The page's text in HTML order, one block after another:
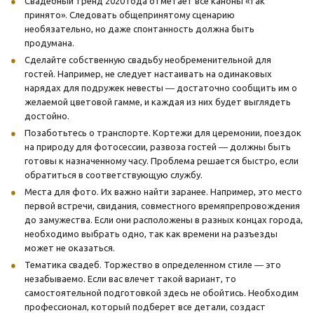
принято». Следовать общепринятому сценарию
необязательно, но даже спонтанность должна быть
продумана.
Сделайте собственную свадьбу необременительной для
гостей. Например, не следует настаивать на одинаковых
нарядах для подружек невесты ― достаточно сообщить им о
желаемой цветовой гамме, и каждая из них будет выглядеть
достойно.
Позаботьтесь о транспорте. Кортежи для церемонии, поездок
на природу для фотосессии, развоза гостей ― должны быть
готовы к назначенному часу. Проблема решается быстро, если
обратиться в соответствующую службу.
Места для фото. Их важно найти заранее. Например, это место
первой встречи, свидания, совместного времяпрепровождения
до замужества. Если они расположены в разных концах города,
необходимо выбрать одно, так как времени на разъезды
может не оказаться.
Тематика свадеб. Торжество в определенном стиле ― это
незабываемо. Если вас влечет такой вариант, то
самостоятельной подготовкой здесь не обойтись. Необходим
профессионал, который подберет все детали, создаст